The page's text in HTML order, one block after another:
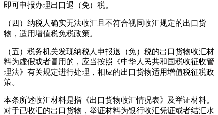
即可申报办理出口退（免）税。
（四）纳税人确实无法收汇且不符合视同收汇规定的出口货
物，适用增值税免税政策。
（五）税务机关发现纳税人申报退（免）税的出口货物收汇材
料为虚假或者冒用的，应当按照《中华人民共和国税收征收管
理法》有关规定进行处理，相应的出口货物适用增值税征税政
策。
本条所述收汇材料是指《出口货物收汇情况表》及举证材料。
对于已收汇的出口货物，举证材料为银行收汇凭证或者结汇水